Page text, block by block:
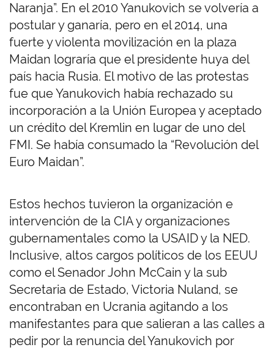
Naranja”. En el 2010 Yanukovich se volvería a
postular y ganaría, pero en el 2014, una
fuerte y violenta movilización en la plaza
Maidan lograría que el presidente huya del
país hacia Rusia. El motivo de las protestas
fue que Yanukovich había rechazado su
incorporación a la Unión Europea y aceptado
un crédito del Kremlin en lugar de uno del
FMI. Se había consumado la “Revolución del
Euro Maidan”.
Estos hechos tuvieron la organización e
intervención de la CIA y organizaciones
gubernamentales como la USAID y la NED.
Inclusive, altos cargos políticos de los EEUU
como el Senador John McCain y la sub
Secretaria de Estado, Victoria Nuland, se
encontraban en Ucrania agitando a los
manifestantes para que salieran a las calles a
pedir por la renuncia del Yanukovich por